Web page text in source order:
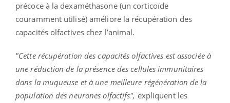
précoce à la dexaméthasone (un corticoïde
couramment utilisé) améliore la récupération des
capacités olfactives chez l’animal.
"Cette récupération des capacités olfactives est associée à
une réduction de la présence des cellules immunitaires
dans la muqueuse et à une meilleure régénération de la
population des neurones olfactifs", expliquent les